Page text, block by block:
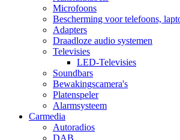
Microfoons
Bescherming voor telefoons,
Adapters
Draadloze audio systemen
Televisies
LED-Televisies
Soundbars
Bewakingscamera's
Platenspeler
Alarmsysteem
Carmedia
Autoradios
DAB